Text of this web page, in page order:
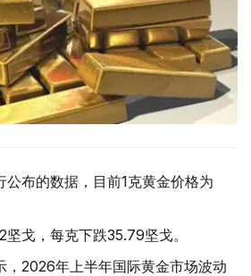
布的数据，目前1克黄金价格为
戈，每克下跌35.79坚戈。
，2026年上半年国际黄金市场波动